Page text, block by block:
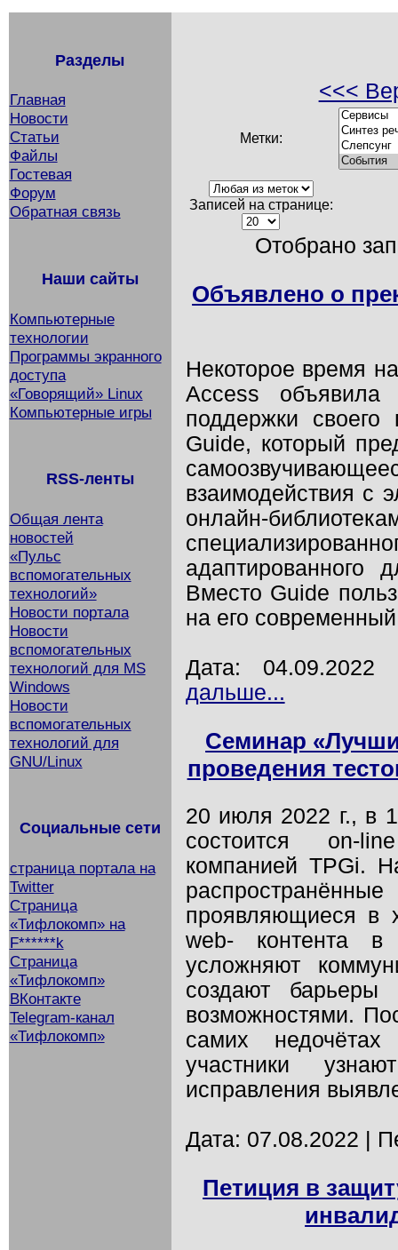
Разделы
Главная
Новости
Статьи
Файлы
Гостевая
Форум
Обратная связь
Наши сайты
Компьютерные
технологии
Программы экранного
доступа
«Говорящий» Linux
Компьютерные игры
RSS-ленты
Общая лента
новостей
«Пульс
вспомогательных
технологий»
Новости портала
Новости
вспомогательных
технологий для MS
Windows
Новости
вспомогательных
технологий для
GNU/Linux
Социальные сети
страница портала на
Twitter
Страница
«Тифлокомп» на
F******k
Страница
«Тифлокомп»
ВКонтакте
Telegram-канал
«Тифлокомп»
<<<
Метки:
Записей на странице:
Отобрано
Объявлено о
Некоторое время
Access объявила
поддержки своего
Guide, который
взаимодействия с
онлайн-
адаптированного
Вместо Guide
на его
Дата:
дальше...
Семинар
проведения
20 июля 2022 г., в
состоится on-
компанией TPGi.
проявляющиеся в
web- контента в
усложняют
создают
возможностями.
самих
участники
исправления
Дата: 07.08.2022 |
Петиция в